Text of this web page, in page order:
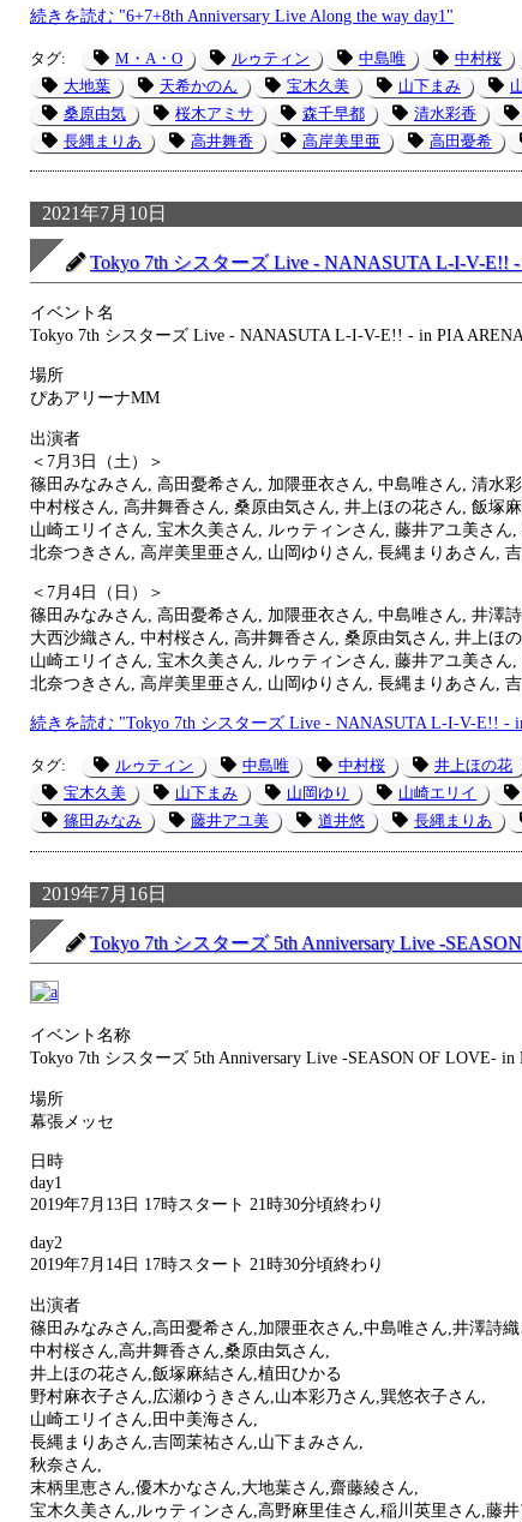
続きを読む "6+7+8th Anniversary Live Along the way day1"
タグ: M・A・O ルゥティン 中島唯 中村桜
大地葉
天希かのん 宝木久美 山下まみ
桑原由気
桜木アミサ 森千早都 清水彩香
長縄まりあ
高井舞香 高岸美里亜 高田憂希
2021年7月10日
Tokyo 7th シスターズ Live - NANASUTA L-I-V-E!!
イベント名
Tokyo 7th シスターズ Live - NANASUTA L-I-V-E!! - in PIA
場所
ぴあアリーナMM
出演者
＜7月3日（土）＞
篠田みなみさん, 高田憂希さん, 加隈亜衣さん, 中島唯さん, 清水
中村桜さん, 高井舞香さん, 桑原由気さん, 井上ほの花さん, 飯塚
山崎エリイさん, 宝木久美さん, ルゥティンさん, 藤井アユ美さん
北奈つきさん, 高岸美里亜さん, 山岡ゆりさん, 長縄まりあさん,
＜7月4日（日）＞
篠田みなみさん, 高田憂希さん, 加隈亜衣さん, 中島唯さん, 井澤
大西沙織さん, 中村桜さん, 高井舞香さん, 桑原由気さん, 井上ほ
山崎エリイさん, 宝木久美さん, ルゥティンさん, 藤井アユ美さん
北奈つきさん, 高岸美里亜さん, 山岡ゆりさん, 長縄まりあさん,
続きを読む "Tokyo 7th シスターズ Live - NANASUTA L-I-V-E!! -
タグ: ルゥティン 中島唯 中村桜 井上ほの花
宝木久美
山下まみ 山岡ゆり 山崎エリイ
篠田みなみ
藤井アユ美 道井悠 長縄まりあ
2019年7月16日
Tokyo 7th シスターズ 5th Anniversary Live -
イベント名称
Tokyo 7th シスターズ 5th Anniversary Live -SEASON OF LOVE- in
場所
幕張メッセ
日時
day1
2019年7月13日 17時スタート 21時30分頃終わり
day2
2019年7月14日 17時スタート 21時30分頃終わり
出演者
篠田みなみさん,高田憂希さん,加隈亜衣さん,中島唯さん,井澤詩
中村桜さん,高井舞香さん,桑原由気さん,
井上ほの花さん,飯塚麻結さん,植田ひかる
野村麻衣子さん,広瀬ゆうきさん,山本彩乃さん,巽悠衣子さん,
山崎エリイさん,田中美海さん,
長縄まりあさん,吉岡茉祐さん,山下まみさん,
秋奈さん,
末柄里恵さん,優木かなさん,大地葉さん,齋藤綾さん,
宝木久美さん,ルゥティンさん,高野麻里佳さん,稲川英里さん,藤